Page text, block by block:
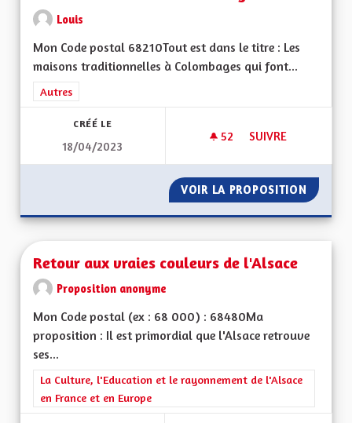
Louis
Mon Code postal 68210Tout est dans le titre : Les
maisons traditionnelles à Colombages qui font...
Filtrer les résultats de la catégorie : Autres
Autres
CRÉÉ LE
18/04/2023
52 52 ABONNÉS
SUIVRE
VOIR LA PROPOSITION
Retour aux vraies couleurs de l'Alsace
Proposition anonyme
Mon Code postal (ex : 68 000) : 68480Ma
proposition : Il est primordial que l'Alsace retrouve
ses...
Filtrer les résultats de la catégorie : La Culture, l'Education et
La Culture, l'Education et le rayonnement de l'Alsace
en France et en Europe